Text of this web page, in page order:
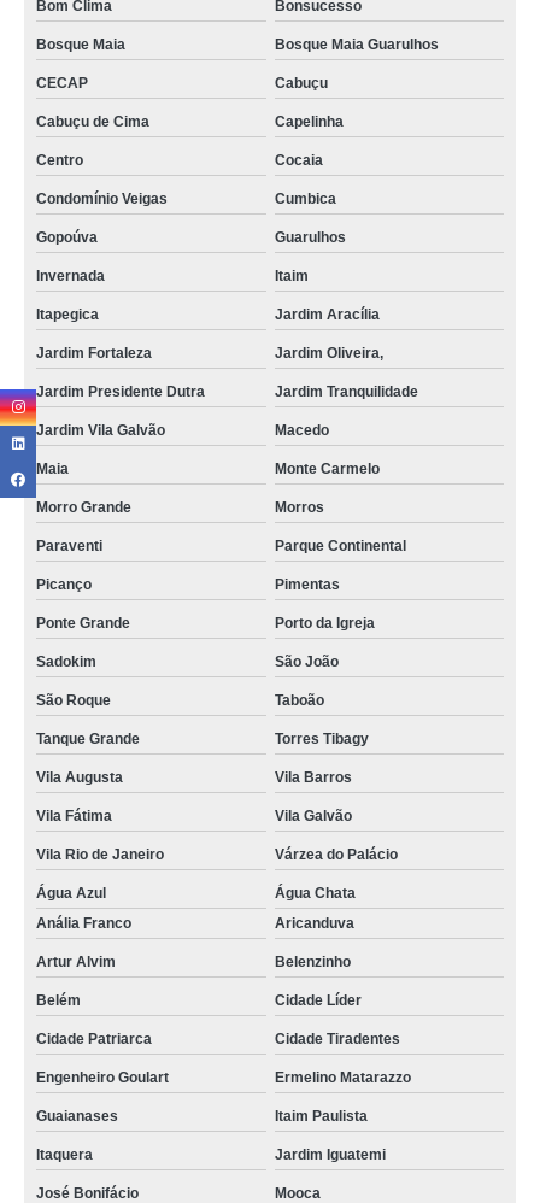
Bom Clima Bonsucesso
Bosque Maia Bosque Maia Guarulhos
CECAP Cabuçu
Cabuçu de Cima Capelinha
Centro Cocaia
Condomínio Veigas Cumbica
Gopoúva Guarulhos
Invernada Itaim
Itapegica Jardim Aracília
Jardim Fortaleza Jardim Oliveira,
Jardim Presidente Dutra Jardim Tranquilidade
Jardim Vila Galvão Macedo
Maia Monte Carmelo
Morro Grande Morros
Paraventi Parque Continental
Picanço Pimentas
Ponte Grande Porto da Igreja
Sadokim São João
São Roque Taboão
Tanque Grande Torres Tibagy
Vila Augusta Vila Barros
Vila Fátima Vila Galvão
Vila Rio de Janeiro Várzea do Palácio
Água Azul
Água Chata
Anália Franco
Aricanduva
Artur Alvim Belenzinho
Belém Cidade Líder
Cidade Patriarca Cidade Tiradentes
Engenheiro Goulart Ermelino Matarazzo
Guaianases Itaim Paulista
Itaquera Jardim Iguatemi
José Bonifácio Mooca